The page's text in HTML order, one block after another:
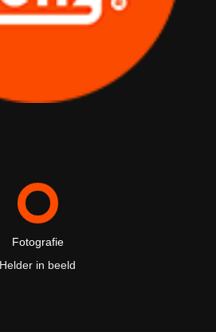
Fotografie
Helder in beeld